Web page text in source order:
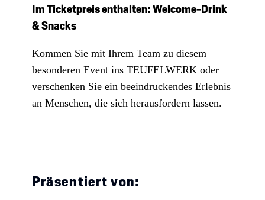
Im Ticketpreis enthalten: Welcome-Drink
& Snacks
Kommen Sie mit Ihrem Team zu diesem
besonderen Event ins TEUFELWERK oder
verschenken Sie ein beeindruckendes Erlebnis
an Menschen, die sich herausfordern lassen.
Präsentiert von: